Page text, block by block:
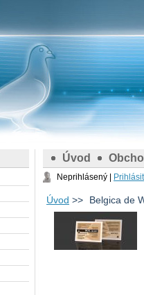
Úvod
Neprihlásený |
Úvod >> Belgica de